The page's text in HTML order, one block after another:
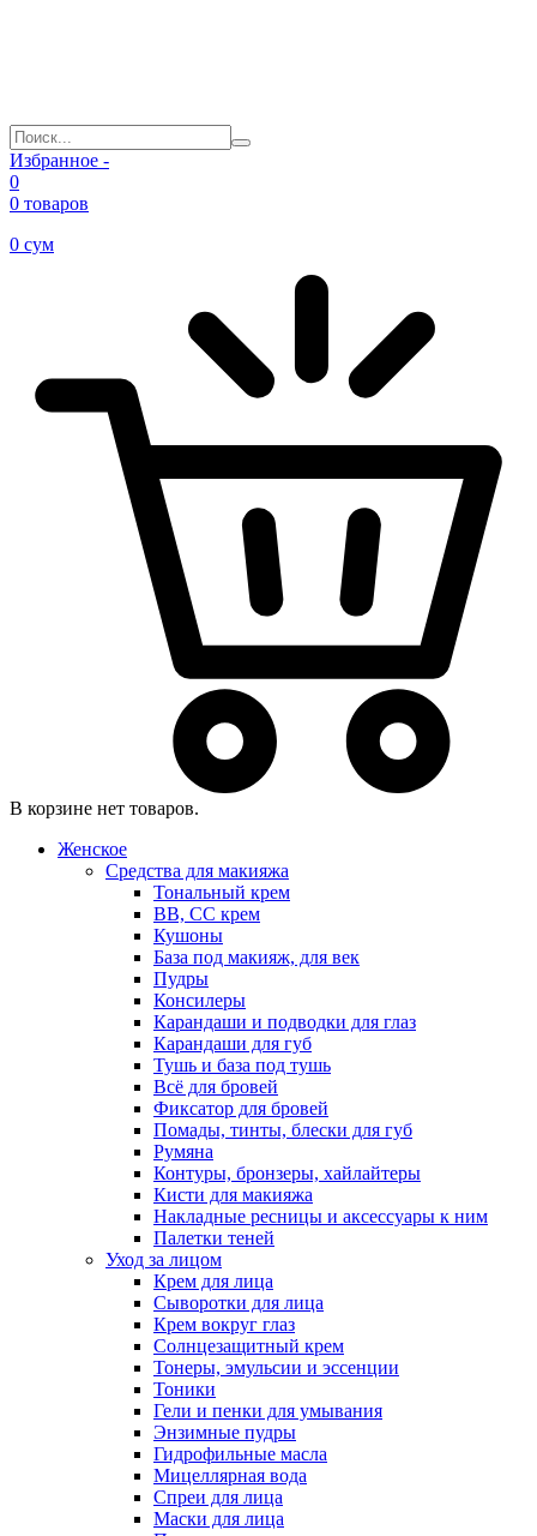
Избранное -
0
0 товаров
0 сум
В корзине нет товаров.
Женское
Средства для макияжа
Тональный крем
BB, CC крем
Кушоны
База под макияж, для век
Пудры
Консилеры
Карандаши и подводки для глаз
Карандаши для губ
Тушь и база под тушь
Всё для бровей
Фиксатор для бровей
Помады, тинты, блески для губ
Румяна
Контуры, бронзеры, хайлайтеры
Кисти для макияжа
Накладные ресницы и аксессуары к ним
Палетки теней
Уход за лицом
Крем для лица
Сыворотки для лица
Крем вокруг глаз
Солнцезащитный крем
Тонеры, эмульсии и эссенции
Тоники
Гели и пенки для умывания
Энзимные пудры
Гидрофильные масла
Мицеллярная вода
Спреи для лица
Маски для лица